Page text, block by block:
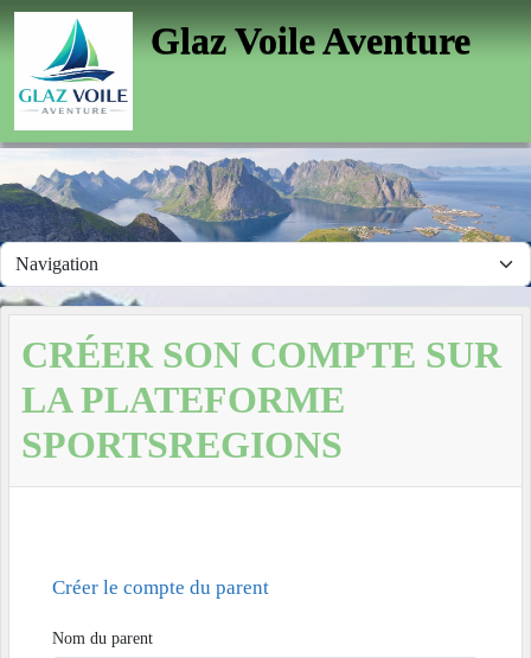
Glaz Voile Aventure
CRÉER SON COMPTE SUR
LA PLATEFORME
SPORTSREGIONS
Créer le compte du parent
Nom du parent
Panneau de gestion des cookies